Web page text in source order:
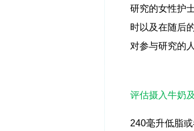
研究的女性护
时以及在随后
对参与研究的
评估摄入牛奶
240毫升低脂